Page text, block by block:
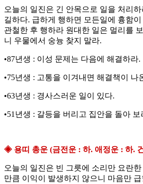
오늘의 일진은 긴 안목으로 일을 처리
길하다. 급하게 행하면 모든일에 흉함
관철한 후 행하라 원대한 일은 멀리를
니 우물에서 숭늉 찾지 말라.
•87년생 : 이성 문제는 다음에 해결하라.
•75년생 : 고통을 이겨내면 해결책이 나
•63년생 : 경사스러운 일이 있다.
•51년생 : 갈등을 버리고 집안을 돌아 보
◈ 용띠 총운 (금전운 : 하. 애정운 : 하.
오늘의 일진은 빈 그릇에 소리만 요란
만큼 이익이 발생하지 않으니 마음만